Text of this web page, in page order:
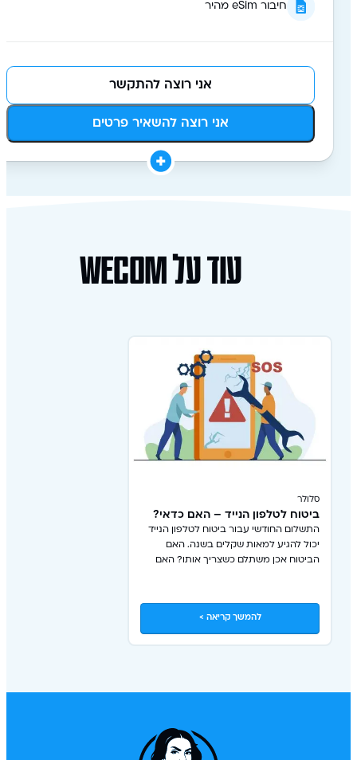
חיבור eSim מהיר
אני רוצה להשאיר פרטים
אני רוצה להתקשר
עוד על wecom
סלולר
ביטוח לטלפון הנייד – האם כדאי?
התשלום החודשי עבור ביטוח לטלפון הנייד
יכול להגיע למאות שקלים בשנה. האם
הביטוח אכן משתלם כשצריך אותו? האם
להמשך קריאה >